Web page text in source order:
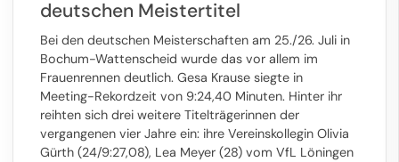
deutschen Meistertitel
Bei den deutschen Meisterschaften am 25./26. Juli in
Bochum-Wattenscheid wurde das vor allem im
Frauenrennen deutlich. Gesa Krause siegte in
Meeting-Rekordzeit von 9:24,40 Minuten. Hinter ihr
reihten sich drei weitere Titelträgerinnen der
vergangenen vier Jahre ein: ihre Vereinskollegin Olivia
Gürth (24/9:27,08), Lea Meyer (28) vom VfL Löningen